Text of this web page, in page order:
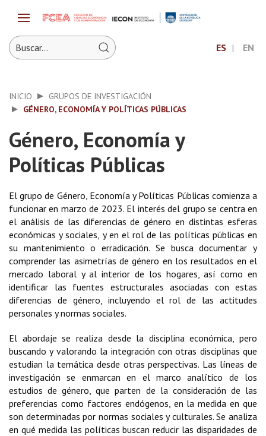
ES EN
INICIO
GRUPOS DE INVESTIGACIÓN
GÉNERO, ECONOMÍA Y POLÍTICAS PÚBLICAS
Género, Economía y
Políticas Públicas
El grupo de Género, Economía y Políticas Públicas comienza a
funcionar en marzo de 2023. El interés del grupo se centra en
el análisis de las diferencias de género en distintas esferas
económicas y sociales, y en el rol de las políticas públicas en
su mantenimiento o erradicación. Se busca documentar y
comprender las asimetrías de género en los resultados en el
mercado laboral y al interior de los hogares, así como en
identificar las fuentes estructurales asociadas con estas
diferencias de género, incluyendo el rol de las actitudes
personales y normas sociales.
El abordaje se realiza desde la disciplina económica, pero
buscando y valorando la integración con otras disciplinas que
estudian la temática desde otras perspectivas. Las líneas de
investigación se enmarcan en el marco analítico de los
estudios de género, que parten de la consideración de las
preferencias como factores endógenos, en la medida en que
son determinadas por normas sociales y culturales. Se analiza
en qué medida las políticas buscan reducir las disparidades de